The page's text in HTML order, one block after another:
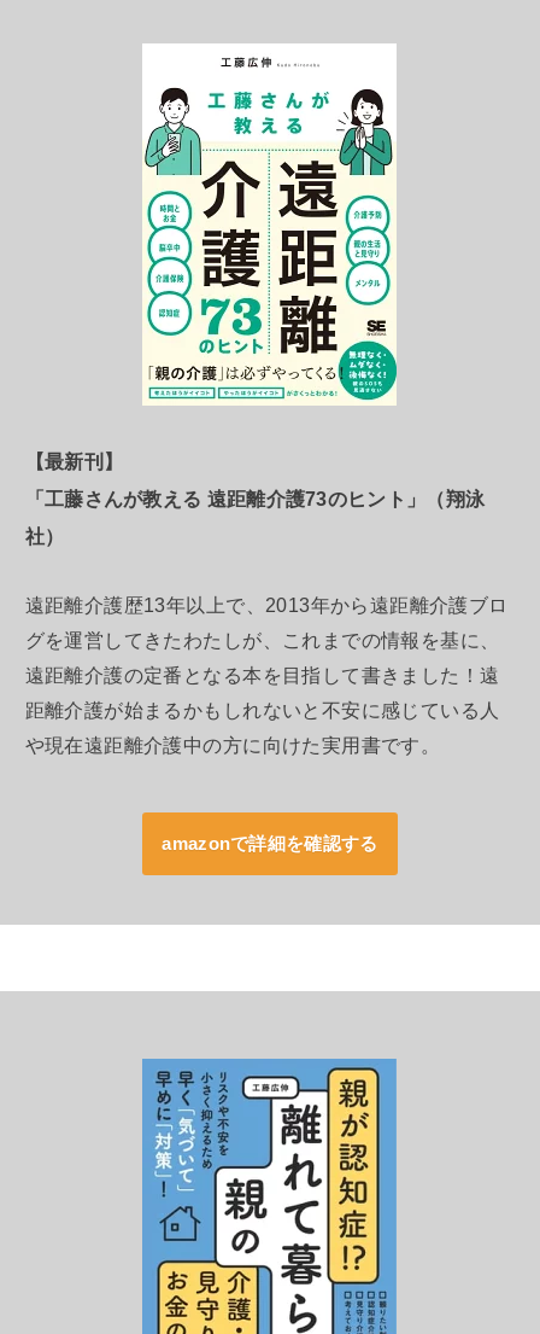
【最新刊】
「工藤さんが教える 遠距離介護73のヒント」（翔泳
社）
遠距離介護歴13年以上で、2013年から遠距離介護ブロ
グを運営してきたわたしが、これまでの情報を基に、
遠距離介護の定番となる本を目指して書きました！遠
距離介護が始まるかもしれないと不安に感じている人
や現在遠距離介護中の方に向けた実用書です。
amazonで詳細を確認する